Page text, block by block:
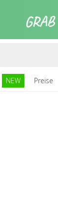
NEW Preise